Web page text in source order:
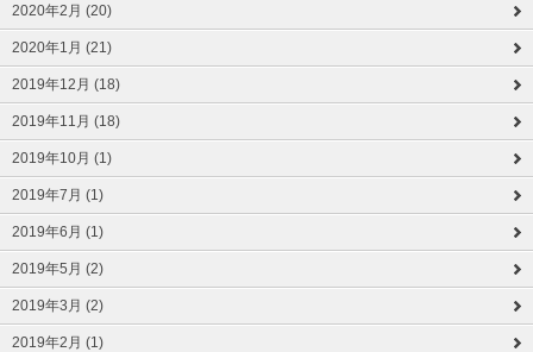
2020年2月 (20)
2020年1月 (21)
2019年12月 (18)
2019年11月 (18)
2019年10月 (1)
2019年7月 (1)
2019年6月 (1)
2019年5月 (2)
2019年3月 (2)
2019年2月 (1)